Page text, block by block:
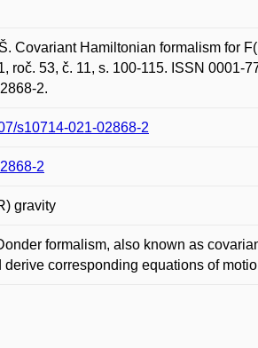
Covariant Hamiltonian formalism for
roč. 53, č. 11, s. 100-115. ISSN 0001-
2.
s10714-021-02868-2
2
gravity
formalism, also known as
corresponding equations of